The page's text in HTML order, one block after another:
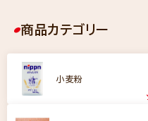
商品カテゴリー
小麦粉